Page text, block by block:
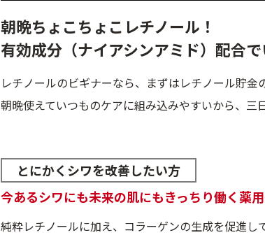
朝晩ちょこちょこレチノール！
有効成分（ナイアシンアミド）配合
レチノールのビギナーなら、まずはレチノール貯金
朝晩使えていつものケアに組み込みやすいから、三
とにかくシワを改善したい方
今あるシワにも未来の肌にもきっちり働く薬
純粋レチノールに加え、コラーゲンの生成を促進